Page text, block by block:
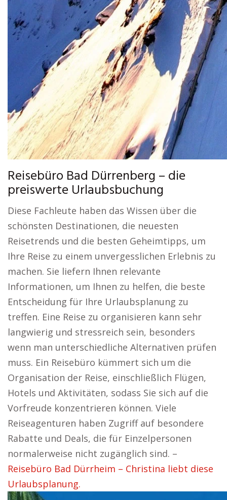
Reisebüro Bad Dürrenberg – die
preiswerte Urlaubsbuchung
Diese Fachleute haben das Wissen über die
schönsten Destinationen, die neuesten
Reisetrends und die besten Geheimtipps, um
Ihre Reise zu einem unvergesslichen Erlebnis zu
machen. Sie liefern Ihnen relevante
Informationen, um Ihnen zu helfen, die beste
Entscheidung für Ihre Urlaubsplanung zu
treffen. Eine Reise zu organisieren kann sehr
langwierig und stressreich sein, besonders
wenn man unterschiedliche Alternativen prüfen
muss. Ein Reisebüro kümmert sich um die
Organisation der Reise, einschließlich Flügen,
Hotels und Aktivitäten, sodass Sie sich auf die
Vorfreude konzentrieren können. Viele
Reiseagenturen haben Zugriff auf besondere
Rabatte und Deals, die für Einzelpersonen
normalerweise nicht zugänglich sind. –
Reisebüro Bad Dürrheim – Christina liebt diese
Urlaubsplanung.